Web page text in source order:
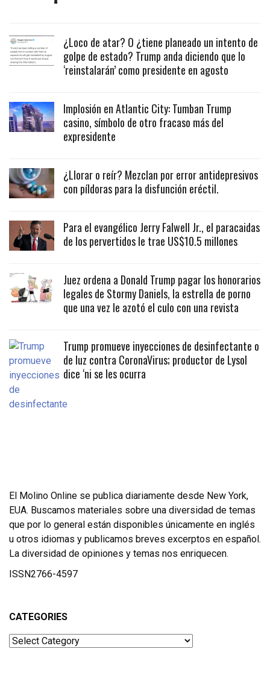
¿Loco de atar? O ¿tiene planeado un intento de
golpe de estado? Trump anda diciendo que lo
‘reinstalarán’ como presidente en agosto
Implosión en Atlantic City: Tumban Trump
casino, símbolo de otro fracaso más del
expresidente
¿Llorar o reír? Mezclan por error antidepresivos
con píldoras para la disfunción eréctil.
Para el evangélico Jerry Falwell Jr., el paracaidas
de los pervertidos le trae US$10.5 millones
Juez ordena a Donald Trump pagar los honorarios
legales de Stormy Daniels, la estrella de porno
que una vez le azotó el culo con una revista
Trump promueve inyecciones de desinfectante o
de luz contra CoronaVirus; productor de Lysol
dice ‘ni se les ocurra
El Molino Online se publica diariamente desde New York,
EUA. Buscamos materiales sobre una diversidad de temas
que por lo general están disponibles únicamente en inglés
u otros idiomas y publicamos breves excerptos en español.
La diversidad de opiniones y temas nos enriquecen.
ISSN2766-4597
CATEGORIES
Categories